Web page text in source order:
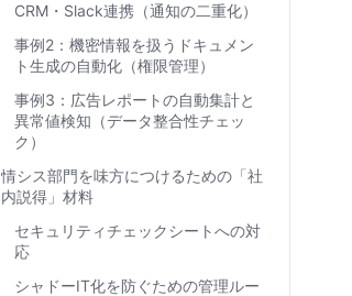
CRM・Slack連携（通知の二重化）
事例2：機密情報を扱うドキュメン
ト生成の自動化（権限管理）
事例3：広告レポートの自動集計と
異常値検知（データ整合性チェッ
ク）
情シス部門を味方につけるための「社
内説得」材料
セキュリティチェックシートへの対
応
シャドーIT化を防ぐための管理ルー